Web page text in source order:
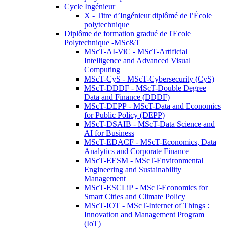
Cycle Ingénieur
X - Titre d’Ingénieur diplômé de l’École
polytechnique
Diplôme de formation gradué de l'Ecole
Polytechnique -MSc&T
MScT-AI-ViC - MScT-Artificial
Intelligence and Advanced Visual
Computing
MScT-CyS - MScT-Cybersecurity (CyS)
MScT-DDDF - MScT-Double Degree
Data and Finance (DDDF)
MScT-DEPP - MScT-Data and Economics
for Public Policy (DEPP)
MScT-DSAIB - MScT-Data Science and
AI for Business
MScT-EDACF - MScT-Economics, Data
Analytics and Corporate Finance
MScT-EESM - MScT-Environmental
Engineering and Sustainability
Management
MScT-ESCLiP - MScT-Economics for
Smart Cities and Climate Policy
MScT-IOT - MScT-Internet of Things :
Innovation and Management Program
(IoT)